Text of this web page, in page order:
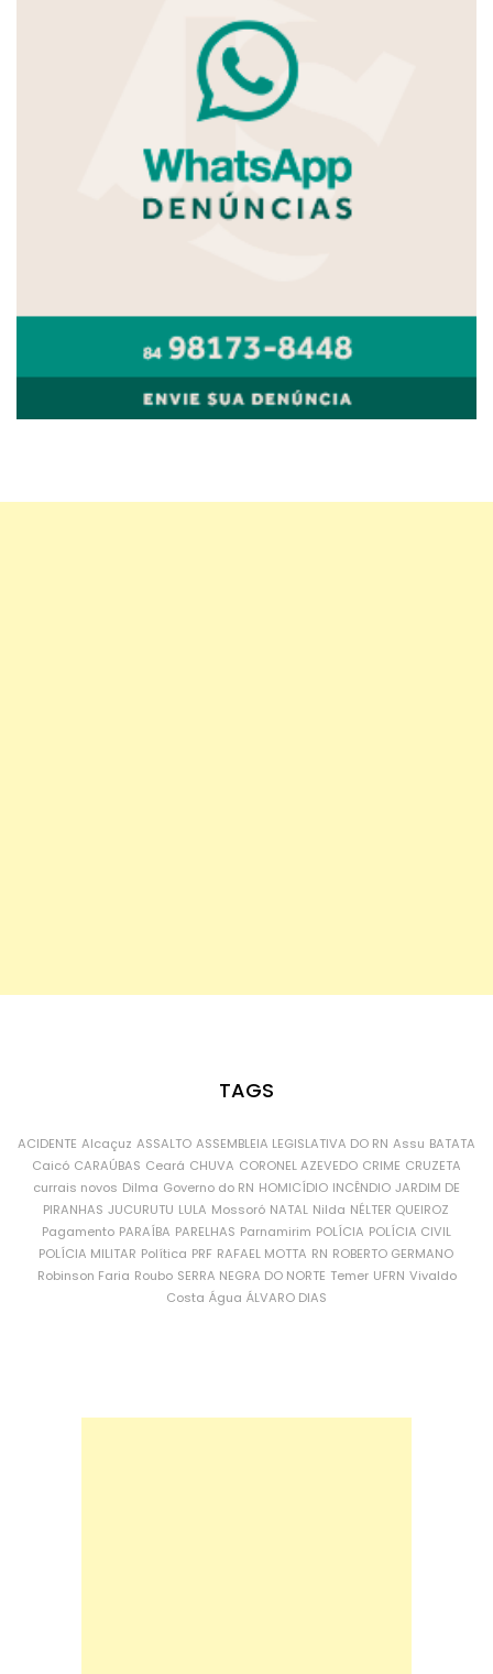
TAGS
ACIDENTE Alcaçuz ASSALTO ASSEMBLEIA LEGISLATIVA DO RN Assu BATATA
Caicó CARAÚBAS Ceará CHUVA CORONEL AZEVEDO CRIME CRUZETA
currais novos Dilma Governo do RN HOMICÍDIO INCÊNDIO JARDIM DE
PIRANHAS JUCURUTU LULA Mossoró NATAL Nilda NÉLTER QUEIROZ
Pagamento PARAÍBA PARELHAS Parnamirim POLÍCIA POLÍCIA CIVIL
POLÍCIA MILITAR Política PRF RAFAEL MOTTA RN ROBERTO GERMANO
Robinson Faria Roubo SERRA NEGRA DO NORTE Temer UFRN Vivaldo
Costa Água ÁLVARO DIAS